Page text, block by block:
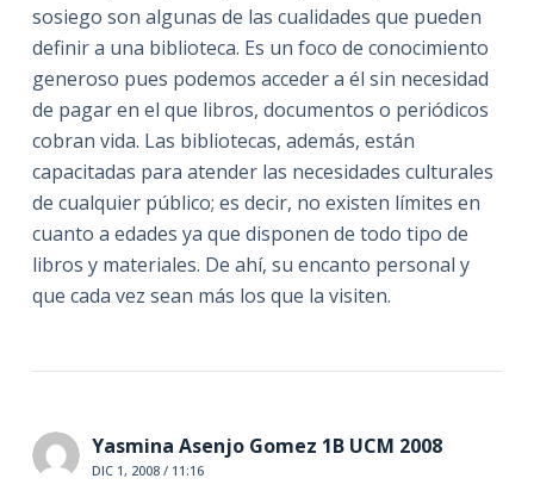
sosiego son algunas de las cualidades que pueden
definir a una biblioteca. Es un foco de conocimiento
generoso pues podemos acceder a él sin necesidad
de pagar en el que libros, documentos o periódicos
cobran vida. Las bibliotecas, además, están
capacitadas para atender las necesidades culturales
de cualquier público; es decir, no existen límites en
cuanto a edades ya que disponen de todo tipo de
libros y materiales. De ahí, su encanto personal y
que cada vez sean más los que la visiten.
Yasmina Asenjo Gomez 1B UCM 2008
DIC 1, 2008 / 11:16